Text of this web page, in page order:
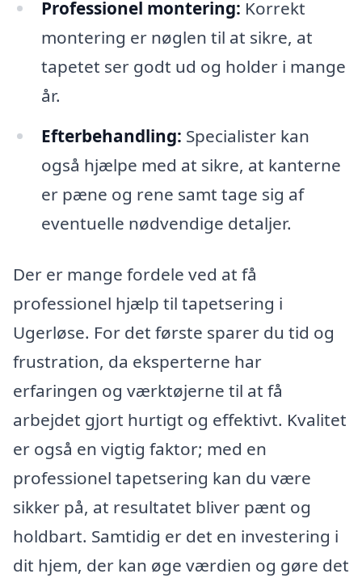
Professionel montering: Korrekt
montering er nøglen til at sikre, at
tapetet ser godt ud og holder i mange
år.
Efterbehandling: Specialister kan
også hjælpe med at sikre, at kanterne
er pæne og rene samt tage sig af
eventuelle nødvendige detaljer.
Der er mange fordele ved at få
professionel hjælp til tapetsering i
Ugerløse. For det første sparer du tid og
frustration, da eksperterne har
erfaringen og værktøjerne til at få
arbejdet gjort hurtigt og effektivt. Kvalitet
er også en vigtig faktor; med en
professionel tapetsering kan du være
sikker på, at resultatet bliver pænt og
holdbart. Samtidig er det en investering i
dit hjem, der kan øge værdien og gøre det